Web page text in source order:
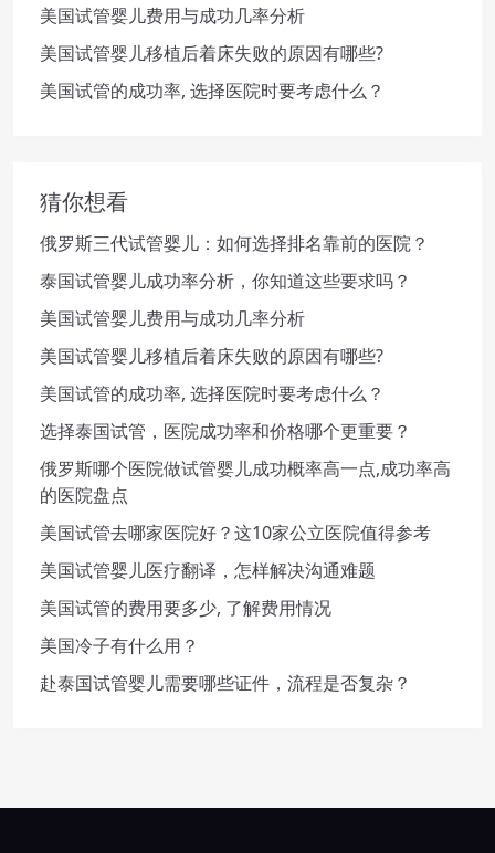
美国试管婴儿费用与成功几率分析
美国试管婴儿移植后着床失败的原因有哪些?
美国试管的成功率, 选择医院时要考虑什么？
猜你想看
俄罗斯三代试管婴儿：如何选择排名靠前的医院？
泰国试管婴儿成功率分析，你知道这些要求吗？
美国试管婴儿费用与成功几率分析
美国试管婴儿移植后着床失败的原因有哪些?
美国试管的成功率, 选择医院时要考虑什么？
选择泰国试管，医院成功率和价格哪个更重要？
俄罗斯哪个医院做试管婴儿成功概率高一点,成功率高
的医院盘点
美国试管去哪家医院好？这10家公立医院值得参考
美国试管婴儿医疗翻译，怎样解决沟通难题
美国试管的费用要多少, 了解费用情况
美国冷子有什么用？
赴泰国试管婴儿需要哪些证件，流程是否复杂？